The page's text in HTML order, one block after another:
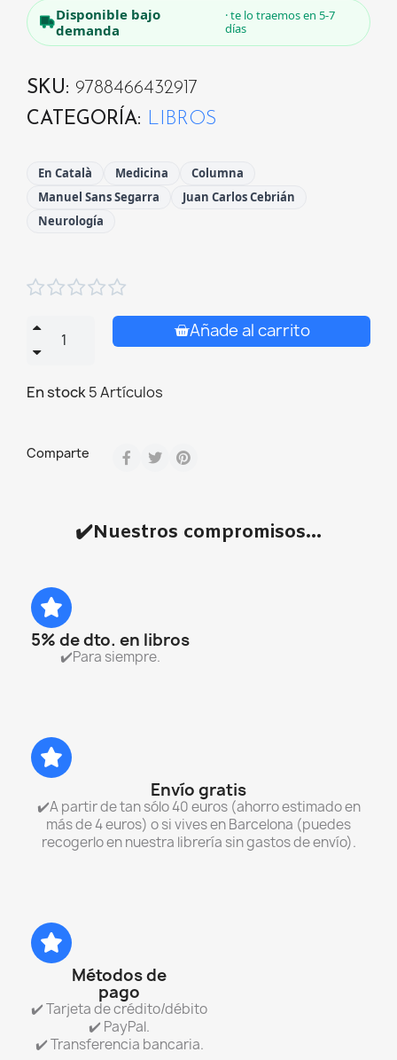
Disponible bajo
demanda
· te lo traemos en 5-7
días
SKU
9788466432917
CATEGORÍA
LIBROS
En Català Medicina
Columna
Manuel Sans Segarra
Juan Carlos Cebrián
Neurología

Añade al carrito
En stock5 Artículos
Comparte
✔️Nuestros compromisos...
5% de dto. en libros
✔️Para siempre.
Envío gratis
✔️A partir de tan sólo 40 euros (ahorro estimado en
más de 4 euros) o si vives en Barcelona (puedes
recogerlo en nuestra librería sin gastos de envío).
Métodos de
pago
✔️ Tarjeta de crédito/débito
✔️ PayPal.
✔️ Transferencia bancaria.